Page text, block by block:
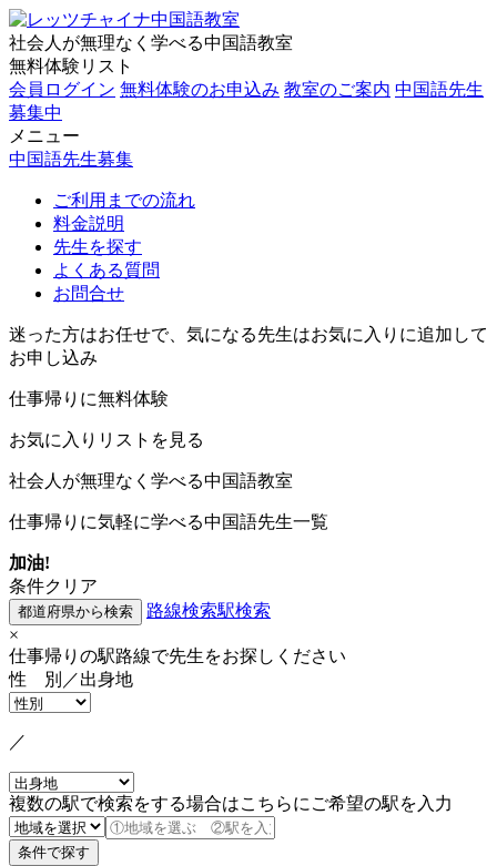
社会人が無理なく学べる中国語教室
無料体験リスト
会員ログイン 無料体験のお申込み 教室のご案内 中国語先生
募集中
メニュー
中国語先生募集
ご利用までの流れ
料金説明
先生を探す
よくある質問
お問合せ
迷った方はお任せで、気になる先生はお気に入りに追加して
お申し込み
仕事帰りに無料体験
お気に入りリストを見る
社会人が無理なく学べる中国語教室
仕事帰りに気軽に学べる中国語先生一覧
加油!
条件クリア
路線検索駅検索
×
仕事帰りの駅路線で先生をお探しください
性 別／出身地
／
複数の駅で検索をする場合はこちらにご希望の駅を入力